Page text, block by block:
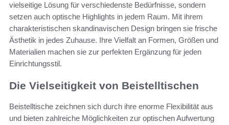
vielseitige Lösung für verschiedenste Bedürfnisse, sondern
setzen auch optische Highlights in jedem Raum. Mit ihrem
charakteristischen skandinavischen Design bringen sie frische
Ästhetik in jedes Zuhause. Ihre Vielfalt an Formen, Größen und
Materialien machen sie zur perfekten Ergänzung für jeden
Einrichtungsstil.
Die Vielseitigkeit von Beistelltischen
Beistelltische zeichnen sich durch ihre enorme Flexibilität aus
und bieten zahlreiche Möglichkeiten zur optischen Aufwertung